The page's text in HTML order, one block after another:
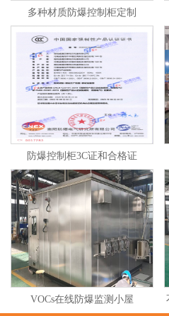
多种材质防爆控制柜定制
防爆控制柜3C证和合格证
VOCs在线防爆监测小屋